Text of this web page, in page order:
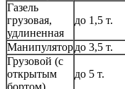
Газель
грузовая,
удлиненная
до 1,5 т.
Манипулятордо 3,5 т.
Грузовой (с
открытым
бортом)
до 5 т.